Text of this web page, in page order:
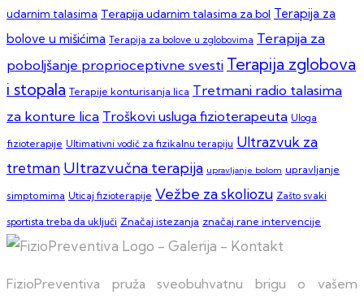
udarnim talasima Terapija udarnim talasima za bol Terapija za
bolove u mišićima Terapija za bolove u zglobovima Terapija za
poboljšanje proprioceptivne svesti Terapija zglobova
i stopala Terapije konturisanja lica Tretmani radio talasima
za konture lica Troškovi usluga fizioterapeuta Uloga
fizioterapije Ultimativni vodič za fizikalnu terapiju Ultrazvuk za
tretman Ultrazvučna terapija upravljanje bolom upravljanje
simptomima Uticaj fizioterapije Vežbe za skoliozu Zašto svaki
sportista treba da uključi Značaj istezanja značaj rane intervencije
FizioPreventiva pruža sveobuhvatnu brigu o vašem